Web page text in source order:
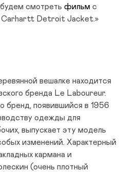
смотреть фильм с
Carhartt Detroit Jacket.»
вешалке находится
бренда Le Laboureur.
бренд, появившийся в 1956
одежды для
выпускает эту модель
изменений. Характерный
кармана и
(очень плотный